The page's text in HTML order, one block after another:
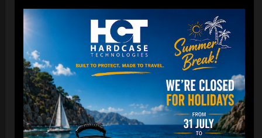
Ex 22% VAT
DISCOVER / BUY